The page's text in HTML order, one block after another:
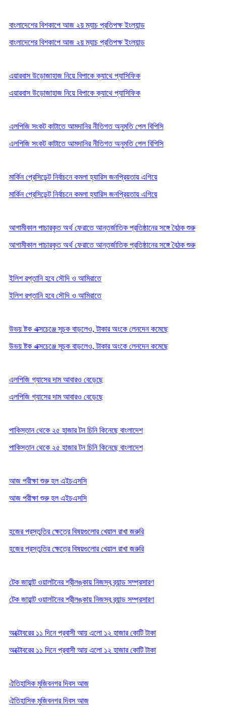
বাংলাদেশের বিশকাপে আজ ২য় ম্যাচ প্রতিপক্ষ ইংল্যান্ড
বাংলাদেশের বিশকাপে আজ ২য় ম্যাচ প্রতিপক্ষ ইংল্যান্ড
এয়ারবাস উড়োজাহাজ নিয়ে বিপাকে ক্যাথে প্যাসিফিক
এয়ারবাস উড়োজাহাজ নিয়ে বিপাকে ক্যাথে প্যাসিফিক
এলপিজি সংকট কাটাতে আমদানির নীতিগত অনুমতি পেল বিপিসি
এলপিজি সংকট কাটাতে আমদানির নীতিগত অনুমতি পেল বিপিসি
মার্কিন প্রেসিডেন্ট নির্বাচনে কমলা হ্যারিস জনপ্রিয়তায় এগিয়ে
মার্কিন প্রেসিডেন্ট নির্বাচনে কমলা হ্যারিস জনপ্রিয়তায় এগিয়ে
আগামীকাল পাচারকৃত অর্থ ফেরাতে আন্তর্জাতিক প্রতিষ্ঠানের সঙ্গে বৈঠক শুরু
আগামীকাল পাচারকৃত অর্থ ফেরাতে আন্তর্জাতিক প্রতিষ্ঠানের সঙ্গে বৈঠক শুরু
ইলিশ রপ্তানি হবে সৌদি ও আমিরাতে
ইলিশ রপ্তানি হবে সৌদি ও আমিরাতে
উভয় ষ্টক এক্সচেঞ্জে সূচক বাড়লেও, টাকার অংকে লেনদেন কমেছে
উভয় ষ্টক এক্সচেঞ্জে সূচক বাড়লেও, টাকার অংকে লেনদেন কমেছে
এলপিজি গ্যাসের দাম আবারও বেড়েছে
এলপিজি গ্যাসের দাম আবারও বেড়েছে
পাকিস্তান থেকে ২৫ হাজার টন চিনি কিনেছে বাংলাদেশ
পাকিস্তান থেকে ২৫ হাজার টন চিনি কিনেছে বাংলাদেশ
আজ পরীক্ষা শুরু হল এইচএসসি
আজ পরীক্ষা শুরু হল এইচএসসি
হজের প্রস্তুতির ক্ষেত্রে বিষয়গুলোর খেয়াল রাখা জরুরি
হজের প্রস্তুতির ক্ষেত্রে বিষয়গুলোর খেয়াল রাখা জরুরি
টেক জায়ান্ট ওয়ালটনের শ্রীলঙ্কায় নিজস্ব ব্র্যান্ড সম্প্রসারণ
টেক জায়ান্ট ওয়ালটনের শ্রীলঙ্কায় নিজস্ব ব্র্যান্ড সম্প্রসারণ
অক্টোবরের ১১ দিনে প্রবাসী আয় এলো ১২ হাজার কোটি টাকা
অক্টোবরের ১১ দিনে প্রবাসী আয় এলো ১২ হাজার কোটি টাকা
ঐতিহাসিক মুজিবনগর দিবস আজ
ঐতিহাসিক মুজিবনগর দিবস আজ